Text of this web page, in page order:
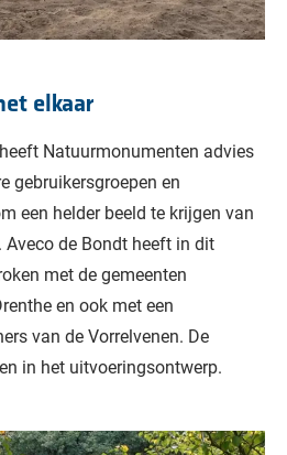
elkaar
Natuurmonumenten advies
gebruikersgroepen en
een helder beeld te krijgen van
Aveco de Bondt heeft in dit
met de gemeenten
en ook met een
van de Vorrelvenen. De
in het uitvoeringsontwerp.